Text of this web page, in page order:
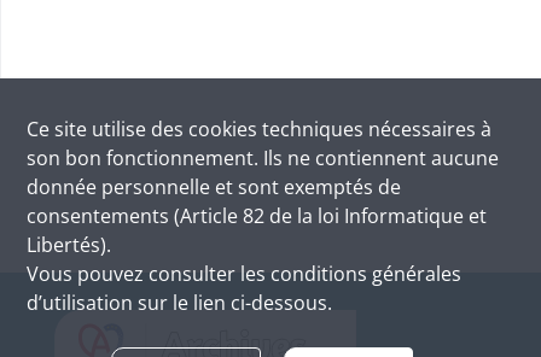
Ce site utilise des cookies techniques nécessaires à
son bon fonctionnement. Ils ne contiennent aucune
donnée personnelle et sont exemptés de
consentements (Article 82 de la loi Informatique et
Libertés).
Vous pouvez consulter les conditions générales
d’utilisation sur le lien ci-dessous.